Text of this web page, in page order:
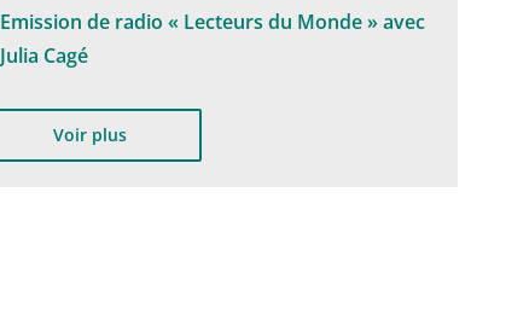
Emission de radio « Lecteurs du Monde » avec
Julia Cagé
Voir plus